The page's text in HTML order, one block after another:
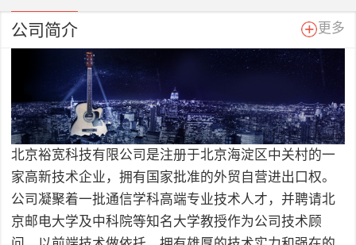
公司简介 更多
北京裕宽科技有限公司是注册于北京海淀区中关村的一
家高新技术企业，拥有国家批准的外贸自营进出口权。
公司凝聚着一批通信学科高端专业技术人才，并聘请北
京邮电大学及中科院等知名大学教授作为公司技术顾